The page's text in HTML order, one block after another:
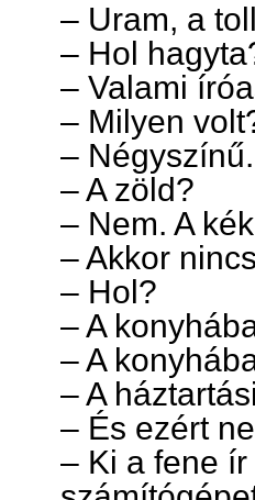
– Uram, a
– Hol
– Valami
– Milyen
–
– A zöld?
– Nem. A
– Akkor
– Hol?
– A
– A
– A
– És ezért
– Ki a fene